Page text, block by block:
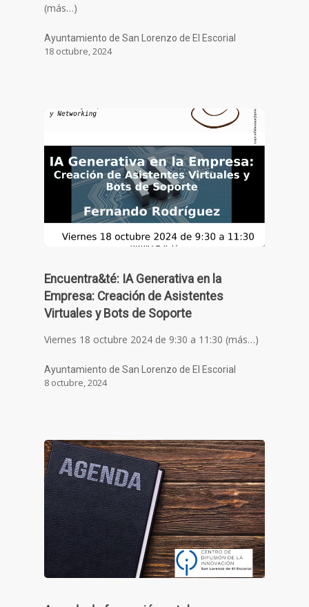
(más…)
Ayuntamiento de San Lorenzo de El Escorial
18 octubre, 2024
Encuentra&té: IA Generativa en la
Empresa: Creación de Asistentes
Virtuales y Bots de Soporte
Viernes 18 octubre 2024 de 9:30 a 11:30 (más…)
Ayuntamiento de San Lorenzo de El Escorial
8 octubre, 2024